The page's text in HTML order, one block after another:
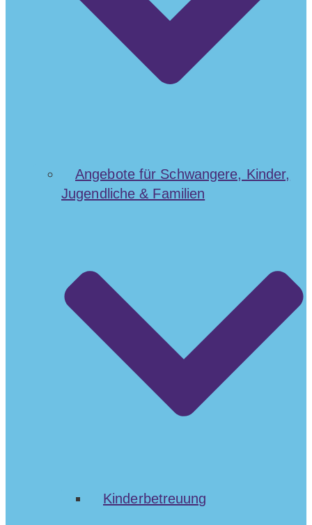
Angebote für Schwangere, Kinder,
Jugendliche & Familien
Kinderbetreuung